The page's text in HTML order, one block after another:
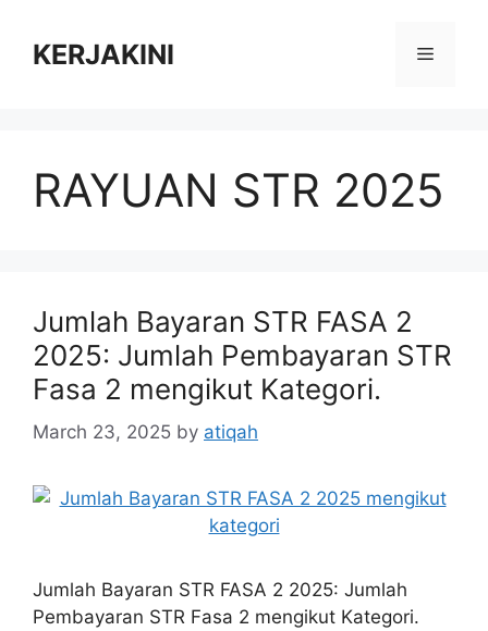
contentKERJAKINI Menu
RAYUAN STR 2025
Jumlah Bayaran STR FASA 2
2025: Jumlah Pembayaran STR
Fasa 2 mengikut Kategori.
March 23, 2025 by atiqah
Jumlah Bayaran STR FASA 2 2025: Jumlah
Pembayaran STR Fasa 2 mengikut Kategori.